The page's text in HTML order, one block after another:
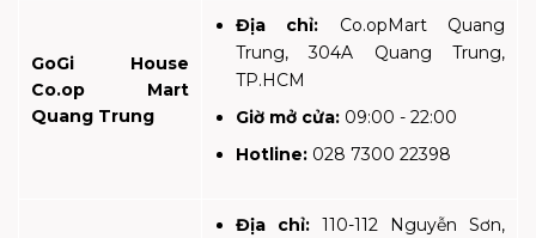
GoGi House
Co.op Mart
Quang Trung
Địa chỉ: Co.opMart Quang
Trung, 304A Quang Trung,
TP.HCM
Giờ mở cửa: 09:00 - 22:00
Hotline: 028 7300 22398
Địa chỉ: 110-112 Nguyễn Sơn,